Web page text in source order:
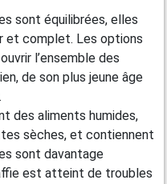
sont équilibrées, elles
et complet. Les options
l’ensemble des
de son plus jeune âge
des aliments humides,
sèches, et contiennent
sont davantage
est atteint de troubles